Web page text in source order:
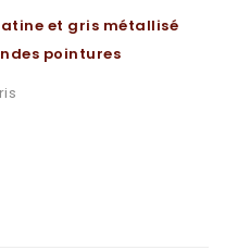
et gris métallisé
pointures